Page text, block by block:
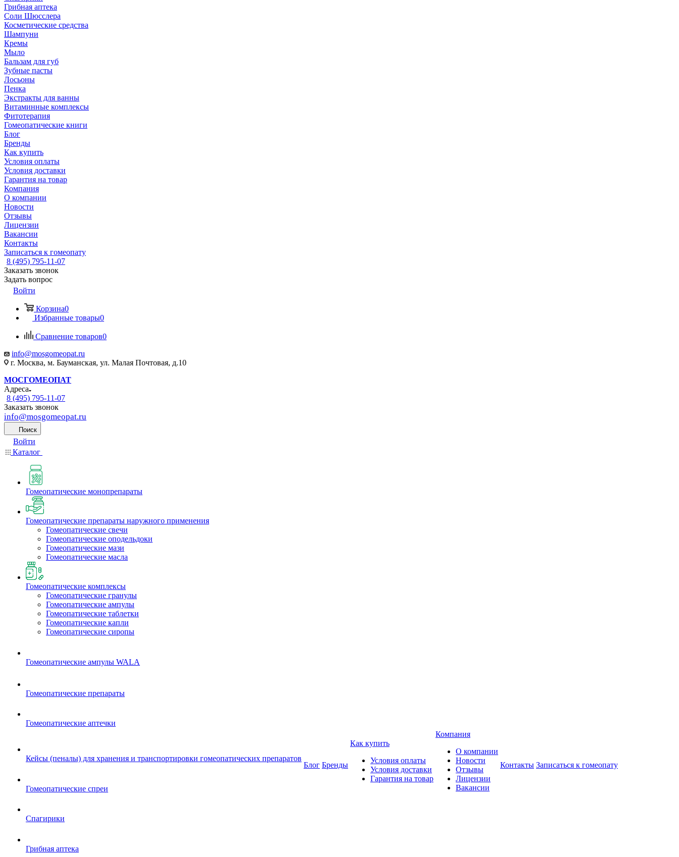
Грибная аптека
Соли Шюсслера
Косметические средства
Шампуни
Кремы
Мыло
Бальзам для губ
Зубные пасты
Лосьоны
Пенка
Экстракты для ванны
Витаминные комплексы
Фитотерапия
Гомеопатические книги
Блог
Бренды
Как купить
Условия оплаты
Условия доставки
Гарантия на товар
Компания
О компании
Новости
Отзывы
Лицензии
Вакансии
Контакты
Записаться к гомеопату
8 (495) 795-11-07
Заказать звонок
Задать вопрос
Войти
Корзина0
Избранные товары0
Сравнение товаров0
info@mosgomeopat.ru
г. Москва, м. Бауманская, ул. Малая Почтовая, д.10
МОСГОМЕОПАТ
Адреса
8 (495) 795-11-07
Заказать звонок
info@mosgomeopat.ru
Поиск
Войти
Каталог
Гомеопатические монопрепараты
Гомеопатические препараты наружного применения
Гомеопатические свечи
Гомеопатические оподельдоки
Гомеопатические мази
Гомеопатические масла
Гомеопатические комплексы
Гомеопатические гранулы
Гомеопатические ампулы
Гомеопатические таблетки
Гомеопатические капли
Гомеопатические сиропы
Гомеопатические ампулы WALA
Гомеопатические препараты
Гомеопатические аптечки
Кейсы (пеналы) для хранения и транспортировки гомеопатических препаратов
Гомеопатические спреи
Спагирики
Грибная аптека
Блог Бренды
Как купить
Условия оплаты
Условия доставки
Гарантия на товар
Компания
О компании
Новости
Отзывы
Лицензии
Вакансии
Контакты Записаться к гомеопату